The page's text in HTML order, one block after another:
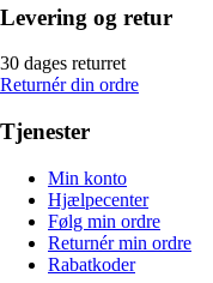
Levering og retur
30 dages returret
Returnér din ordre
Tjenester
Min konto
Hjælpecenter
Følg min ordre
Returnér min ordre
Rabatkoder